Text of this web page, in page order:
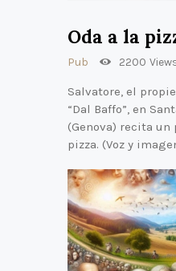
Oda a la
Pub 2200
Salvatore, el
“Dal Baffo”, en
(Genova) recita un
pizza. (Voz y